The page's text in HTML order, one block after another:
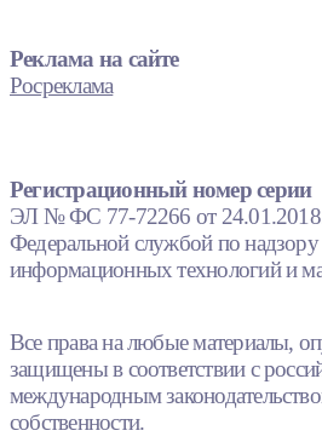
Реклама на сайте
Росреклама
Регистрационный номер серии
ЭЛ № ФС 77-72266 от 24.01.2018.
Федеральной службой по надзору
информационных технологий и
Все права на любые материалы,
защищены в соответствии с
международным
собственности.